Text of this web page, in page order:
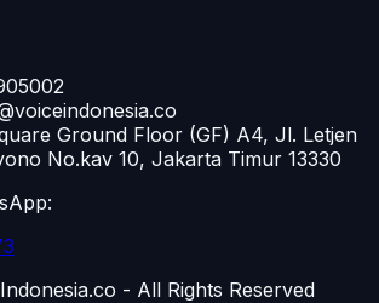
Ground Floor (GF) A4, Jl. Letjen
No.kav 10, Jakarta Timur 13330
- All Rights Reserved